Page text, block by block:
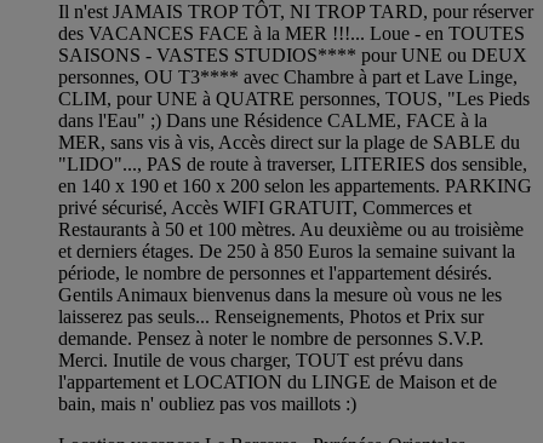
Il n'est JAMAIS TROP TÔT, NI TROP TARD, pour réserver
des VACANCES FACE à la MER !!!... Loue - en TOUTES
SAISONS - VASTES STUDIOS**** pour UNE ou DEUX
personnes, OU T3**** avec Chambre à part et Lave Linge,
CLIM, pour UNE à QUATRE personnes, TOUS, "Les Pieds
dans l'Eau" ;) Dans une Résidence CALME, FACE à la
MER, sans vis à vis, Accès direct sur la plage de SABLE du
"LIDO"..., PAS de route à traverser, LITERIES dos sensible,
en 140 x 190 et 160 x 200 selon les appartements. PARKING
privé sécurisé, Accès WIFI GRATUIT, Commerces et
Restaurants à 50 et 100 mètres. Au deuxième ou au troisième
et derniers étages. De 250 à 850 Euros la semaine suivant la
période, le nombre de personnes et l'appartement désirés.
Gentils Animaux bienvenus dans la mesure où vous ne les
laisserez pas seuls... Renseignements, Photos et Prix sur
demande. Pensez à noter le nombre de personnes S.V.P.
Merci. Inutile de vous charger, TOUT est prévu dans
l'appartement et LOCATION du LINGE de Maison et de
bain, mais n' oubliez pas vos maillots :)